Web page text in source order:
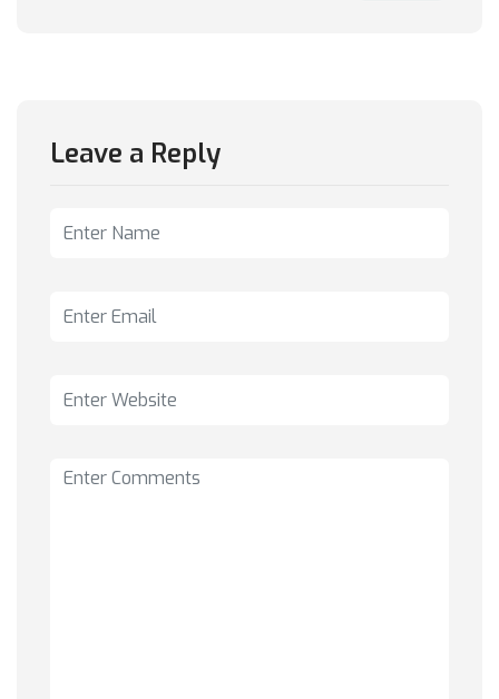
Leave a Reply